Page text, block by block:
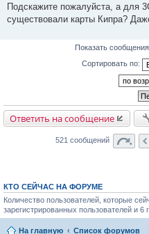
о
б
Подскажите пожалуйста, а для
существовали карты Кипра?
Показать
Сортировать по:
Ответить на сообщение
521 сообщений
КТО СЕЙЧАС НА ФОРУМЕ
Количество пользователей, которые
зарегистрированных пользователей и 6
На главную Список форумов